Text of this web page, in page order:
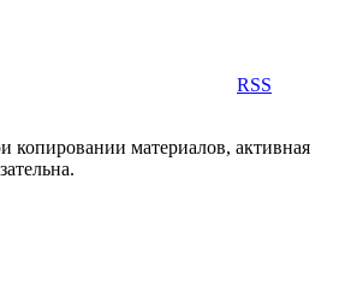
RSS
копировании материалов, активная